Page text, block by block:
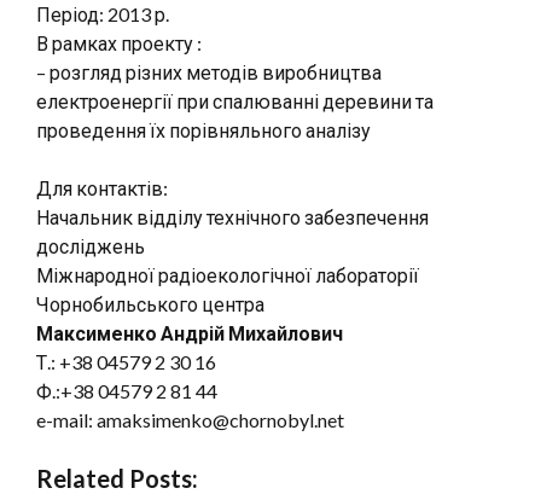
Період: 2013 р.
В рамках проекту :
– розгляд різних методів виробництва
електроенергії при спалюванні деревини та
проведення їх порівняльного аналізу
Для контактів:
Начальник відділу технічного забезпечення
досліджень
Міжнародної радіоекологічної лабораторії
Чорнобильського центра
Максименко Андрій Михайлович
Т.: +38 04579 2 30 16
Ф.:+38 04579 2 81 44
e-mail: amaksimenko@chornobyl.net
Related Posts: